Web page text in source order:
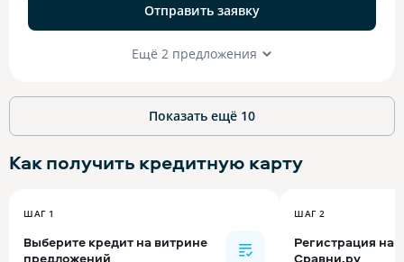
Отправить заявку
Ещё 2 предложения
Показать ещё 10
Как получить кредитную карту
ШАГ 1
Выберите кредит на витрине
предложений
ШАГ 2
Регистрация на
Сравни.ру